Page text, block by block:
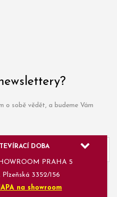
o sobě vědět, a budeme Vám
DOBA
PRAHA 5
Plzeňská 3352/156
na showroom